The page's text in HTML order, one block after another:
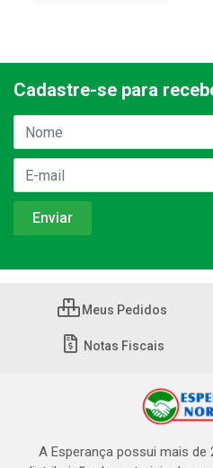
Cadastre-se para
Meus Pedidos
Notas Fiscais
A Esperança possui mais de